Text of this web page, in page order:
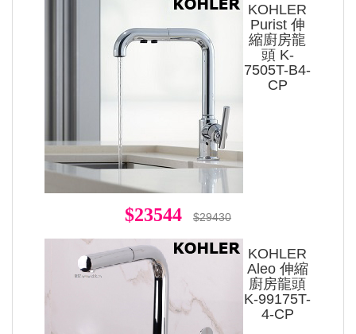
KOHLER
Purist 伸
縮廚房龍
頭 K-
7505T-B4-
CP
$23544 $29430
KOHLER
Aleo 伸縮
廚房龍頭
K-99175T-
4-CP